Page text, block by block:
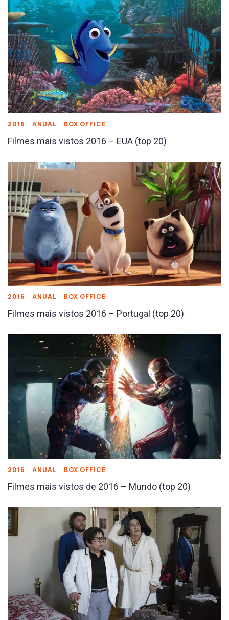
2016 ANUAL BOX OFFICE
Filmes mais vistos 2016 – EUA (top 20)
2016 ANUAL BOX OFFICE
Filmes mais vistos 2016 – Portugal (top 20)
2016 ANUAL BOX OFFICE
Filmes mais vistos de 2016 – Mundo (top 20)